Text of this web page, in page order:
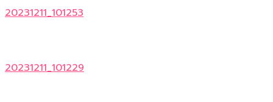
20231211_101253
20231211_101229